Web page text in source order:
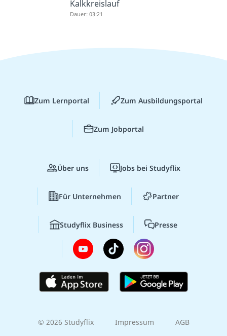
Kalkkreislauf
Dauer: 03:21
Zum Lernportal Zum Ausbildungsportal
Zum Jobportal
Über uns Jobs bei Studyflix
Für Unternehmen Partner
Studyflix Business Presse
© 2026 Studyflix Impressum AGB